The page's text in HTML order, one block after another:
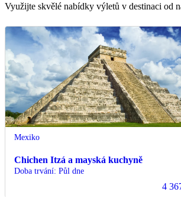
Využijte skvělé nabídky výletů v destinaci od
Mexiko
Chichen Itzá a mayská kuchyně
Doba trvání: Půl dne
4